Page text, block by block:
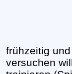
frühzeitig
versuchen